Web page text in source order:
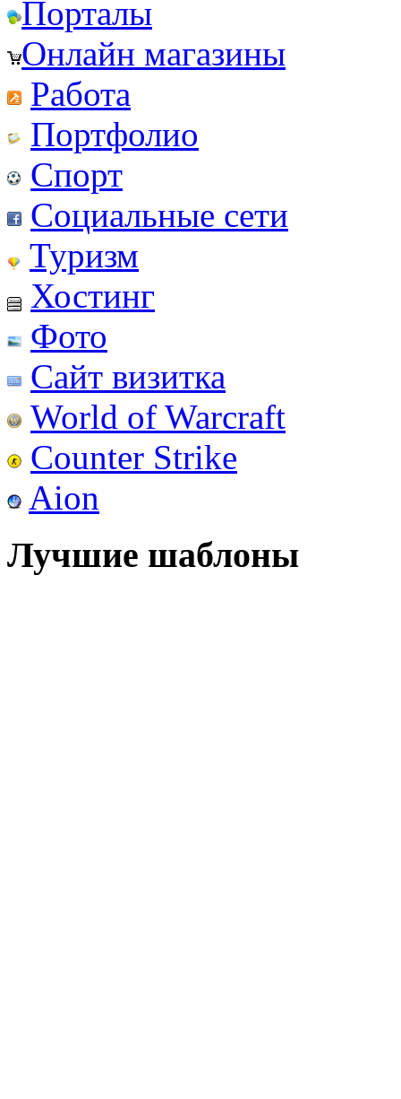
Порталы
Онлайн магазины
Работа
Портфолио
Спорт
Социальные сети
Туризм
Хостинг
Фото
Сайт визитка
World of Warcraft
Counter Strike
Aion
Лучшие шаблоны